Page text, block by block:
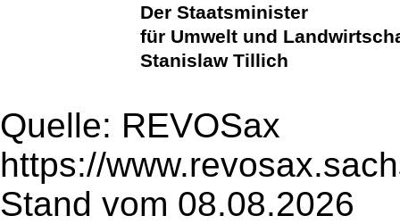
Der Staatsminister
für Umwelt und
Stanislaw Tillich
Quelle: REVOSax
https://
Stand vom 08.08.2026